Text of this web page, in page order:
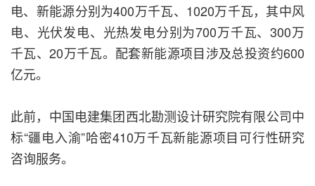
电、新能源分别为400万千瓦、1020万千瓦，其中风
电、光伏发电、光热发电分别为700万千瓦、300万
千瓦、20万千瓦。配套新能源项目涉及总投资约600
亿元。
此前，中国电建集团西北勘测设计研究院有限公司中
标“疆电入渝”哈密410万千瓦新能源项目可行性研究
咨询服务。